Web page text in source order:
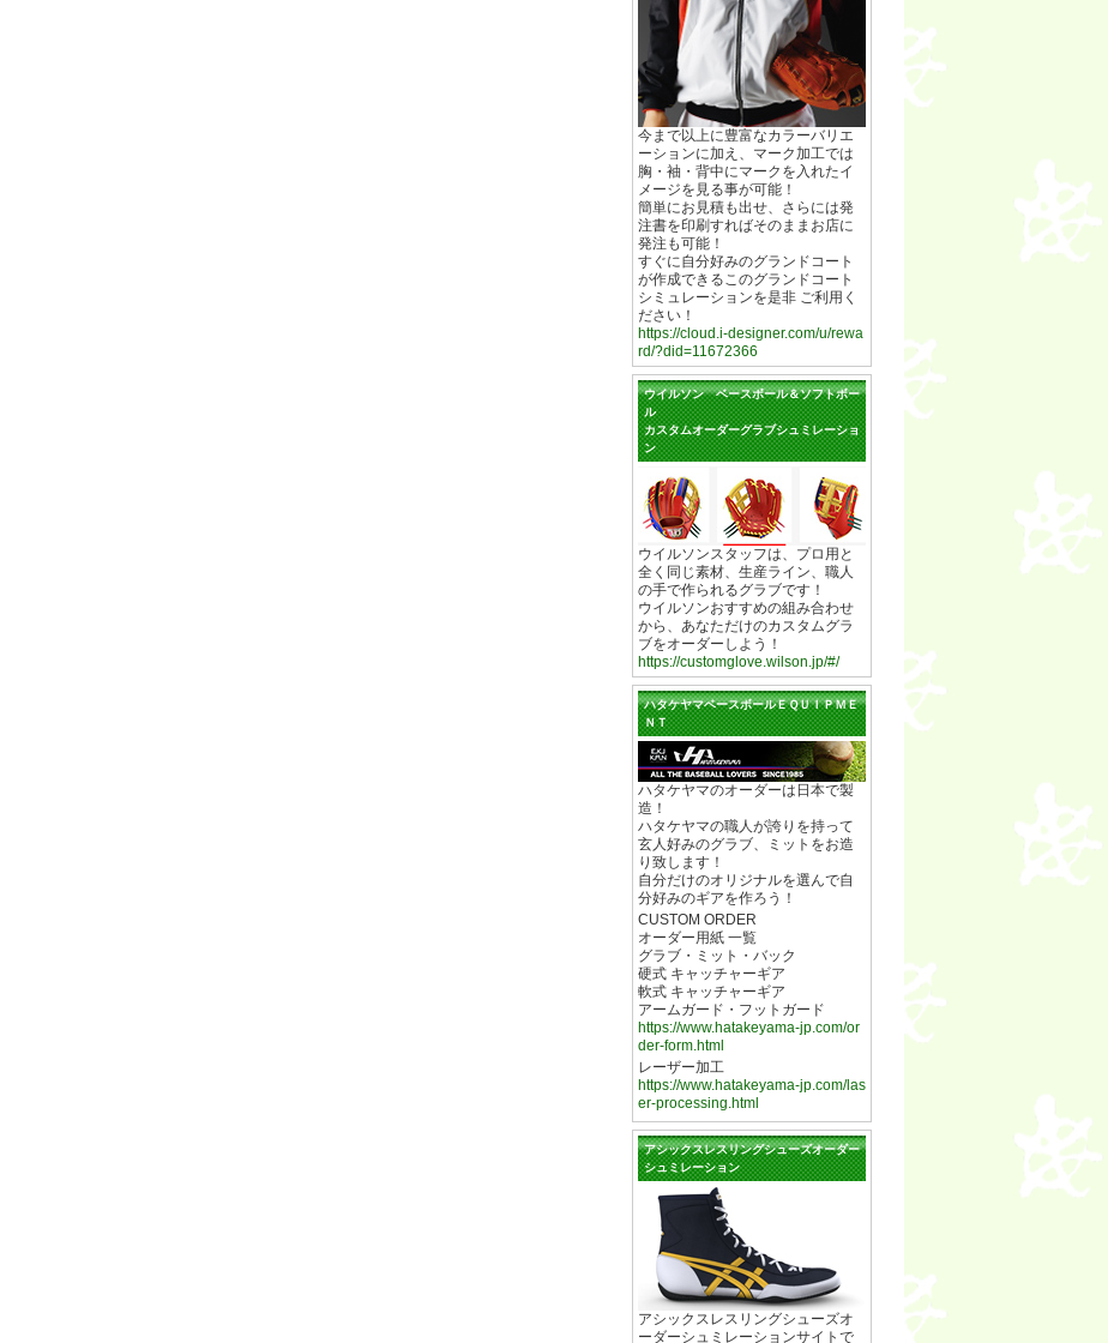
今まで以上に豊富なカラーバリエ
ーションに加え、マーク加工では
胸・袖・背中にマークを入れたイ
メージを見る事が可能！
簡単にお見積も出せ、さらには発
注書を印刷すればそのままお店に
発注も可能！
すぐに自分好みのグランドコート
が作成できるこのグランドコート
シミュレーションを是非 ご利用く
ださい！
https://cloud.i-designer.com/u/rewa
rd/?did=11672366
ウイルソン ベースボール＆ソフトボー
ル
カスタムオーダーグラブシュミレーショ
ン
ウイルソンスタッフは、プロ用と
全く同じ素材、生産ライン、職人
の手で作られるグラブです！
ウイルソンおすすめの組み合わせ
から、あなただけのカスタムグラ
ブをオーダーしよう！
https://customglove.wilson.jp/#/
ハタケヤマベースボールＥＱＵＩＰＭＥ
ＮＴ
ハタケヤマのオーダーは日本で製
造！
ハタケヤマの職人が誇りを持って
玄人好みのグラブ、ミットをお造
り致します！
自分だけのオリジナルを選んで自
分好みのギアを作ろう！
CUSTOM ORDER
オーダー用紙 一覧
グラブ・ミット・バック
硬式 キャッチャーギア
軟式 キャッチャーギア
アームガード・フットガード
https://www.hatakeyama-jp.com/or
der-form.html
レーザー加工
https://www.hatakeyama-jp.com/las
er-processing.html
アシックスレスリングシューズオーダー
シュミレーション
アシックスレスリングシューズオ
ーダーシュミレーションサイトで